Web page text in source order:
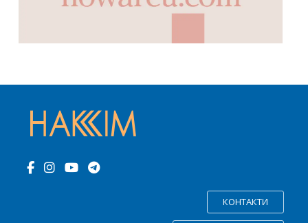
КОНТАКТИ